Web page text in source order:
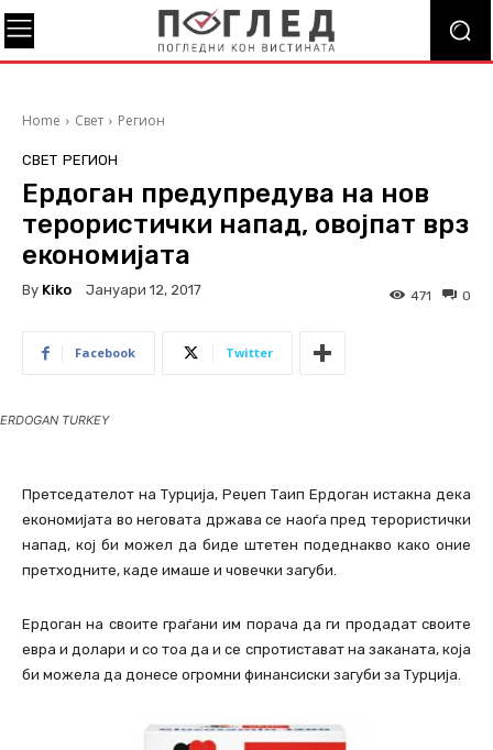
Home Свет Регион
СВЕТ РЕГИОН
Ердоган предупредува на нов
терористички напад, овојпат врз
економијата
By Kiko Јануари 12, 2017 0
471
Facebook Twitter
ERDOGAN TURKEY
Претседателот на Турција, Реџеп Таип Ердоган истакна дека
економијата во неговата држава се наоѓа пред терористички
напад, кој би можел да биде штетен подеднакво како оние
претходните, каде имаше и човечки загуби.
Ердоган на своите граѓани им порача да ги продадат своите
евра и долари и со тоа да и се спротистават на заканата, која
би можела да донесе огромни финансиски загуби за Турција.